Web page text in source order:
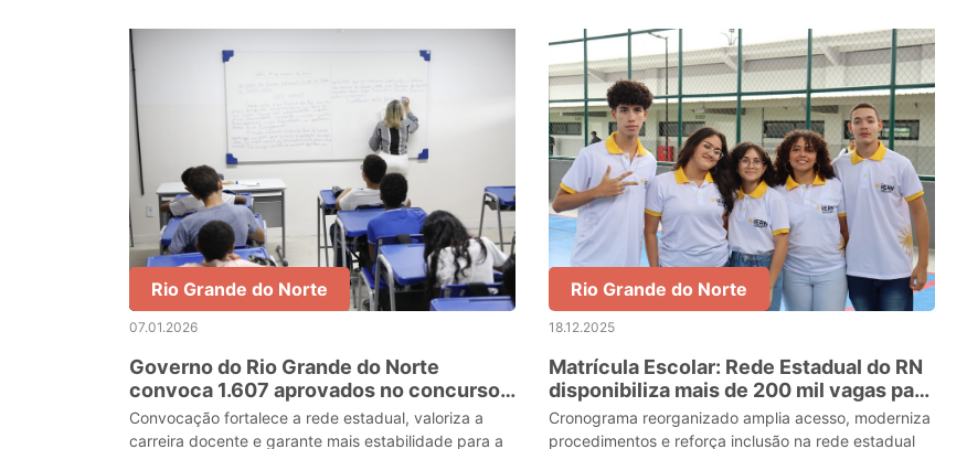
Rio Grande do Norte
07.01.2026
Governo do Rio Grande do Norte
convoca 1.607 aprovados no concurso
da Educação
Convocação fortalece a rede estadual, valoriza a
carreira docente e garante mais estabilidade para a
Rio Grande do Norte
18.12.2025
Matrícula Escolar: Rede Estadual do RN
disponibiliza mais de 200 mil vagas para
o ano letivo de 2026
Cronograma reorganizado amplia acesso, moderniza
procedimentos e reforça inclusão na rede estadual